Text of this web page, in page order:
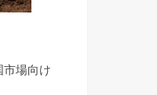
市場向け